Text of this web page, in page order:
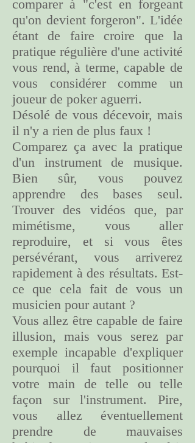
comparer à "c'est en forgeant
qu'on devient forgeron". L'idée
étant de faire croire que la
pratique régulière d'une activité
vous rend, à terme, capable de
vous considérer comme un
joueur de poker aguerri.
Désolé de vous décevoir, mais
il n'y a rien de plus faux !
Comparez ça avec la pratique
d'un instrument de musique.
Bien sûr, vous pouvez
apprendre des bases seul.
Trouver des vidéos que, par
mimétisme, vous aller
reproduire, et si vous êtes
persévérant, vous arriverez
rapidement à des résultats. Est-
ce que cela fait de vous un
musicien pour autant ?
Vous allez être capable de faire
illusion, mais vous serez par
exemple incapable d'expliquer
pourquoi il faut positionner
votre main de telle ou telle
façon sur l'instrument. Pire,
vous allez éventuellement
prendre de mauvaises